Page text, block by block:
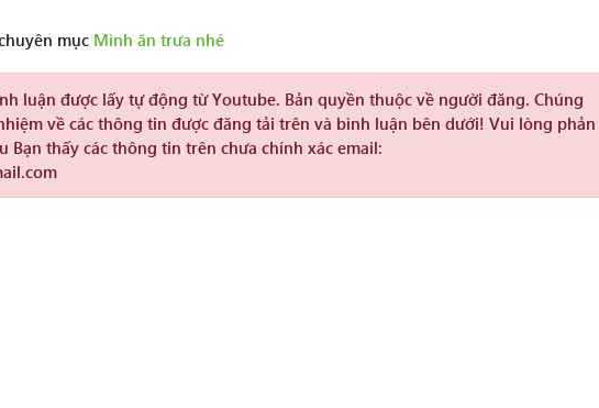
mục Mình ăn trưa nhé
luận được lấy tự động từ Youtube. Bản quyền thuộc về người đăng. Chúng
về các thông tin được đăng tải trên và bình luận bên dưới! Vui lòng phản
Bạn thấy các thông tin trên chưa chính xác email: